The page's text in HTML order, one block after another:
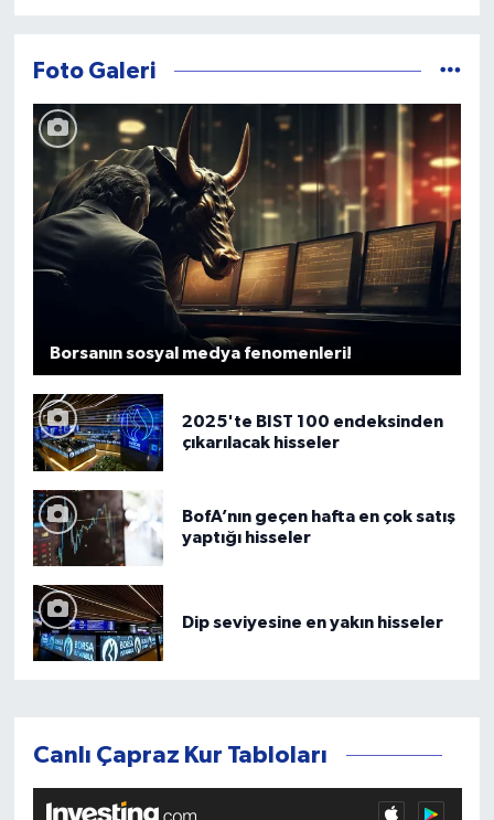
Foto Galeri
Borsanın sosyal medya fenomenleri!
2025'te BIST 100 endeksinden
çıkarılacak hisseler
BofA’nın geçen hafta en çok satış
yaptığı hisseler
Dip seviyesine en yakın hisseler
Canlı Çapraz Kur Tabloları